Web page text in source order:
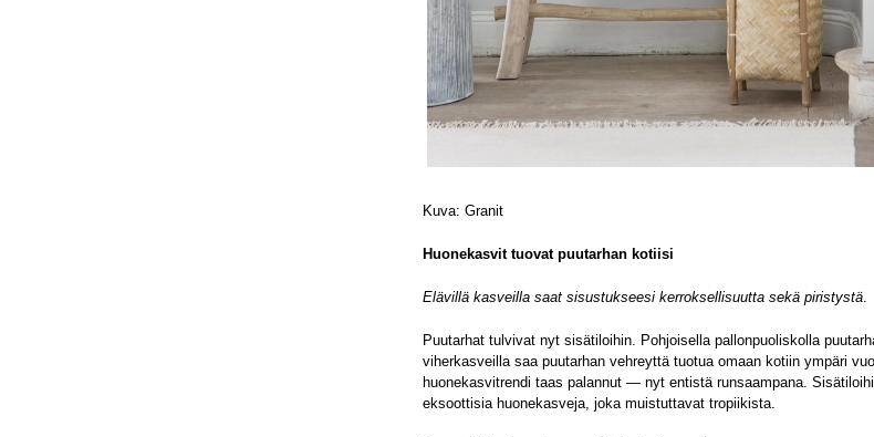
Kuva: Granit
Huonekasvit tuovat puutarhan kotiisi
Elävillä kasveilla saat sisustukseesi kerroksellisuutta sekä piristystä.
Puutarhat tulvivat nyt sisätiloihin. Pohjoisella pallonpuoliskolla
viherkasveilla saa puutarhan vehreyttä tuotua omaan kotiin ympäri
huonekasvitrendi taas palannut — nyt entistä runsaampana.
eksoottisia huonekasveja, joka muistuttavat tropiikista.